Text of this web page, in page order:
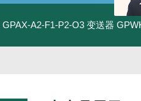
GPAX-A2-F1-P2-O3 变送器